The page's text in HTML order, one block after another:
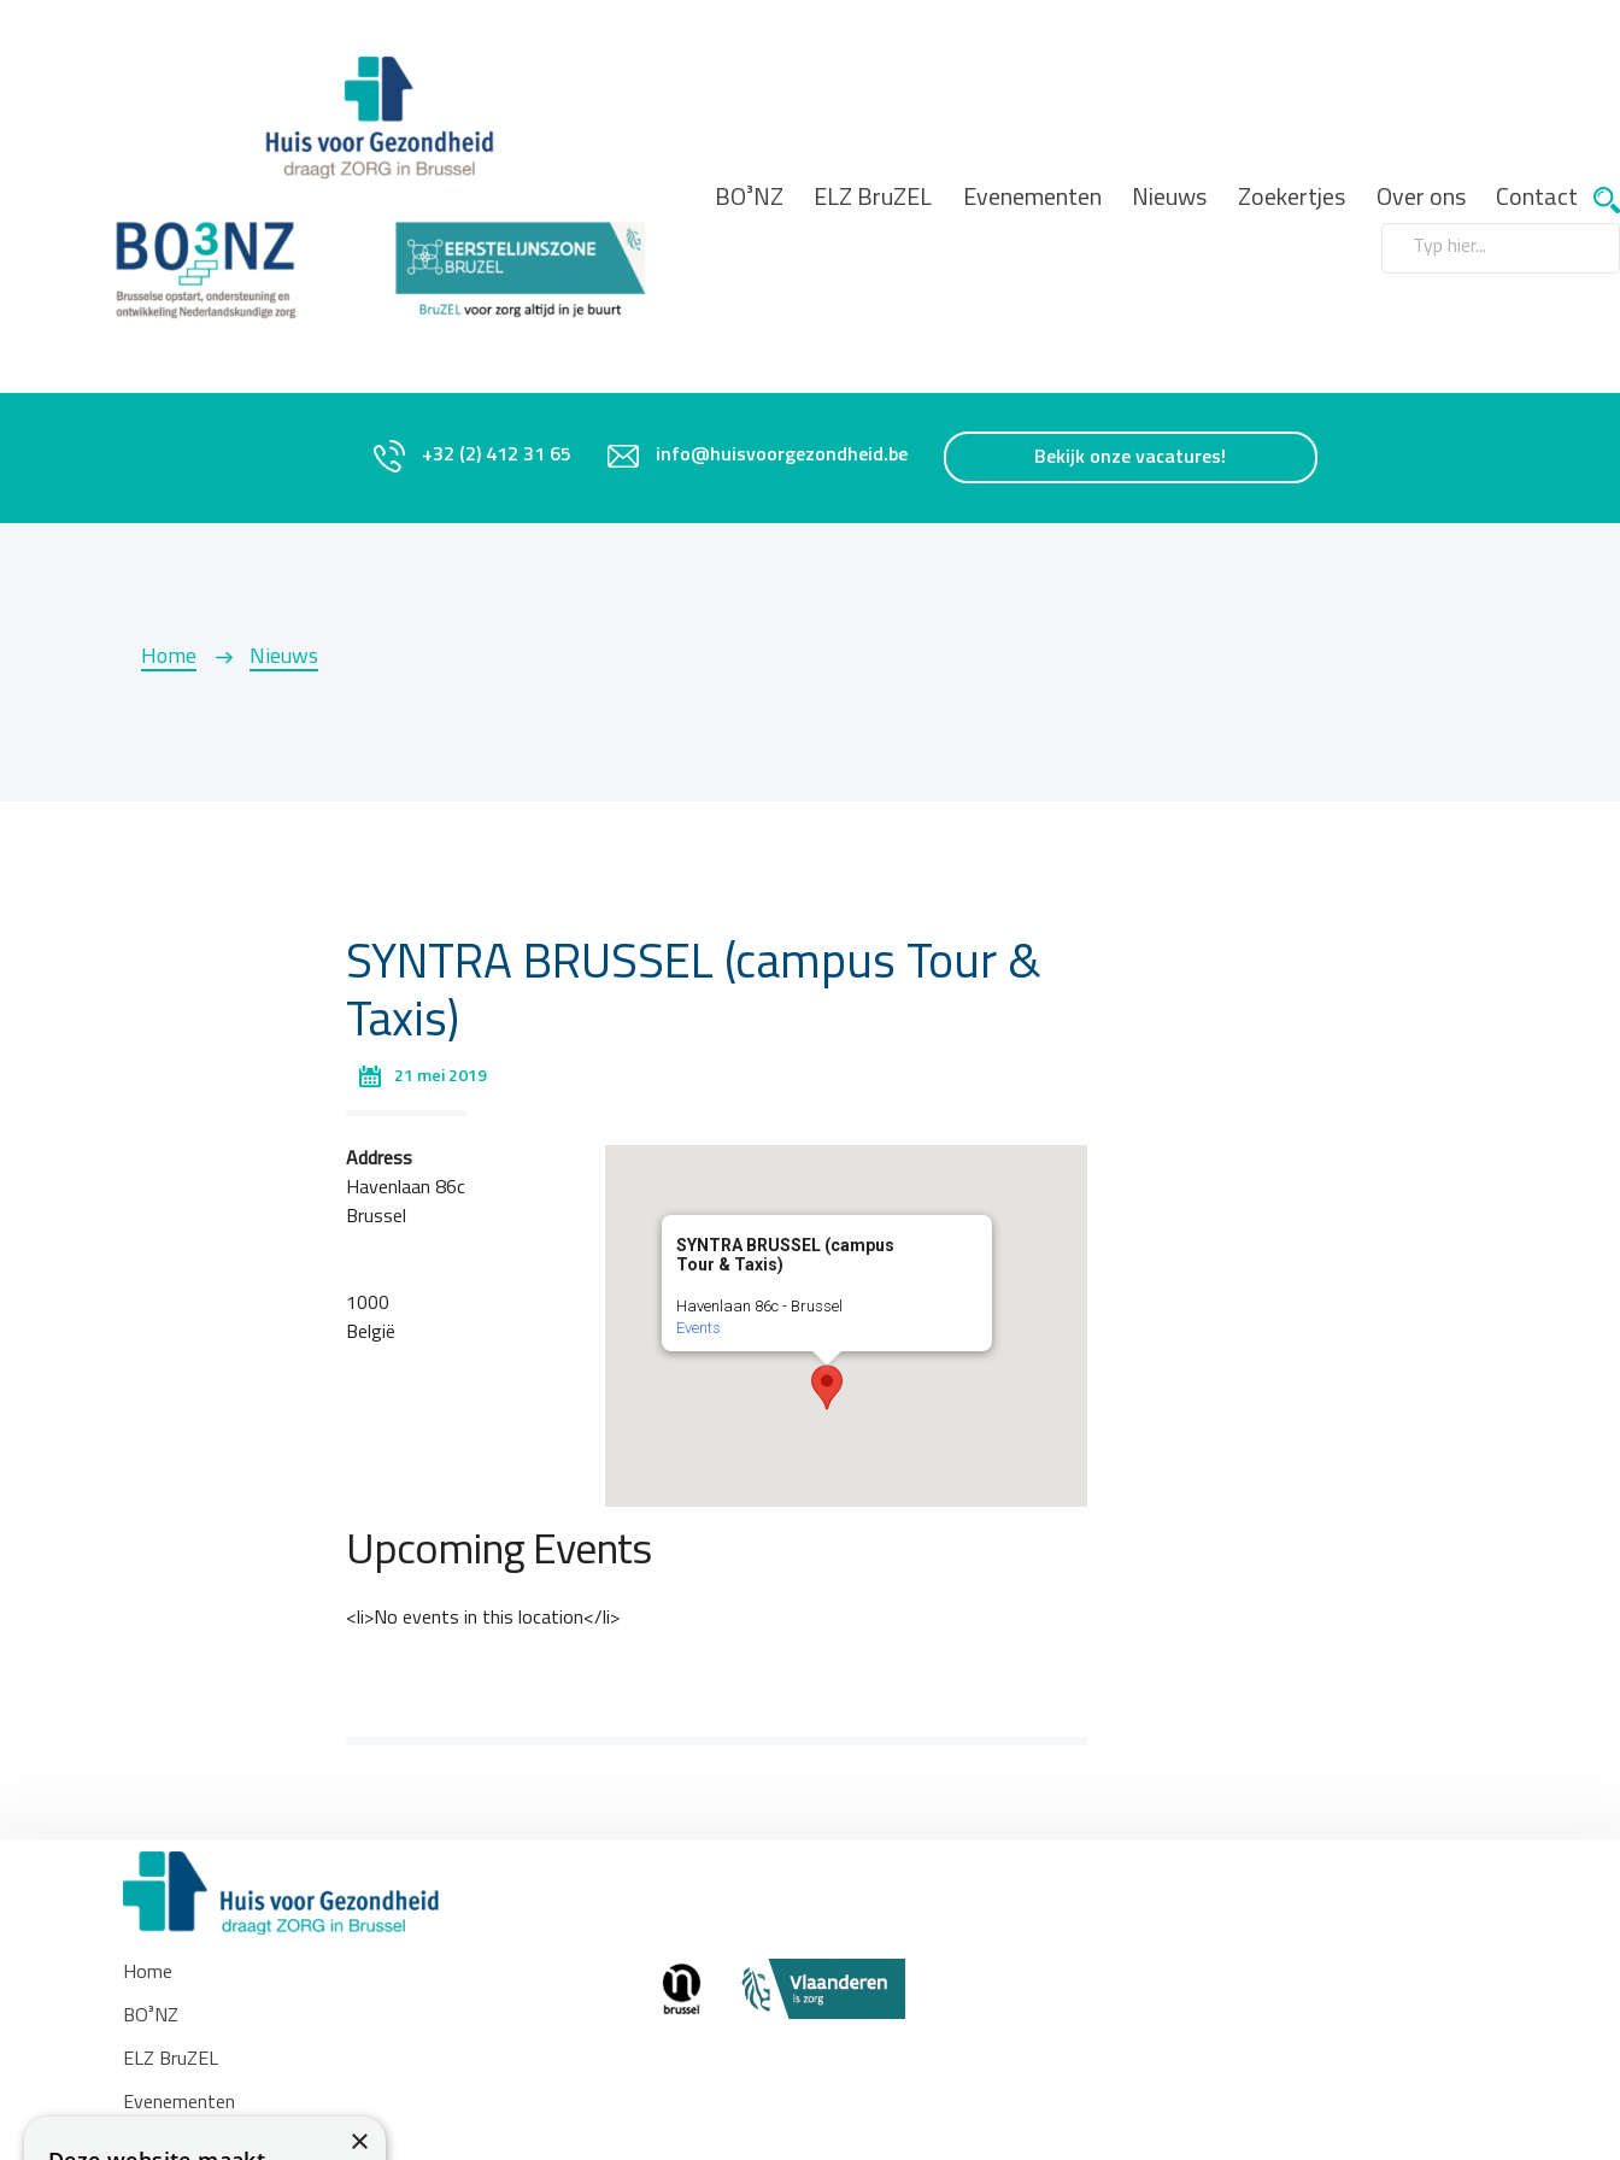
BO³NZ ELZ BruZEL Evenementen Nieuws Zoekertjes Over ons Contact
+32 (2) 412 31 65 info@huisvoorgezondheid.be Bekijk onze vacatures!
Home Nieuws
SYNTRA BRUSSEL (campus Tour &
Taxis)
21 mei 2019
SYNTRA BRUSSEL (campus
Tour & Taxis)
Havenlaan 86c - Brussel
Events
Address
Havenlaan 86c
Brussel
1000
België
Upcoming Events
<li>No events in this location</li>
Home
BO³NZ
ELZ BruZEL
Evenementen
Nieuws ×